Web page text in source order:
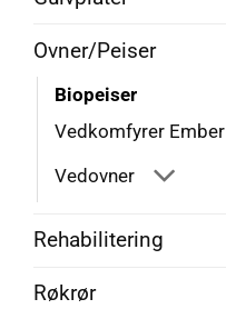
Ovner/Peiser
Biopeiser
Vedkomfyrer Ember
Vedovner
Rehabilitering
Røkrør